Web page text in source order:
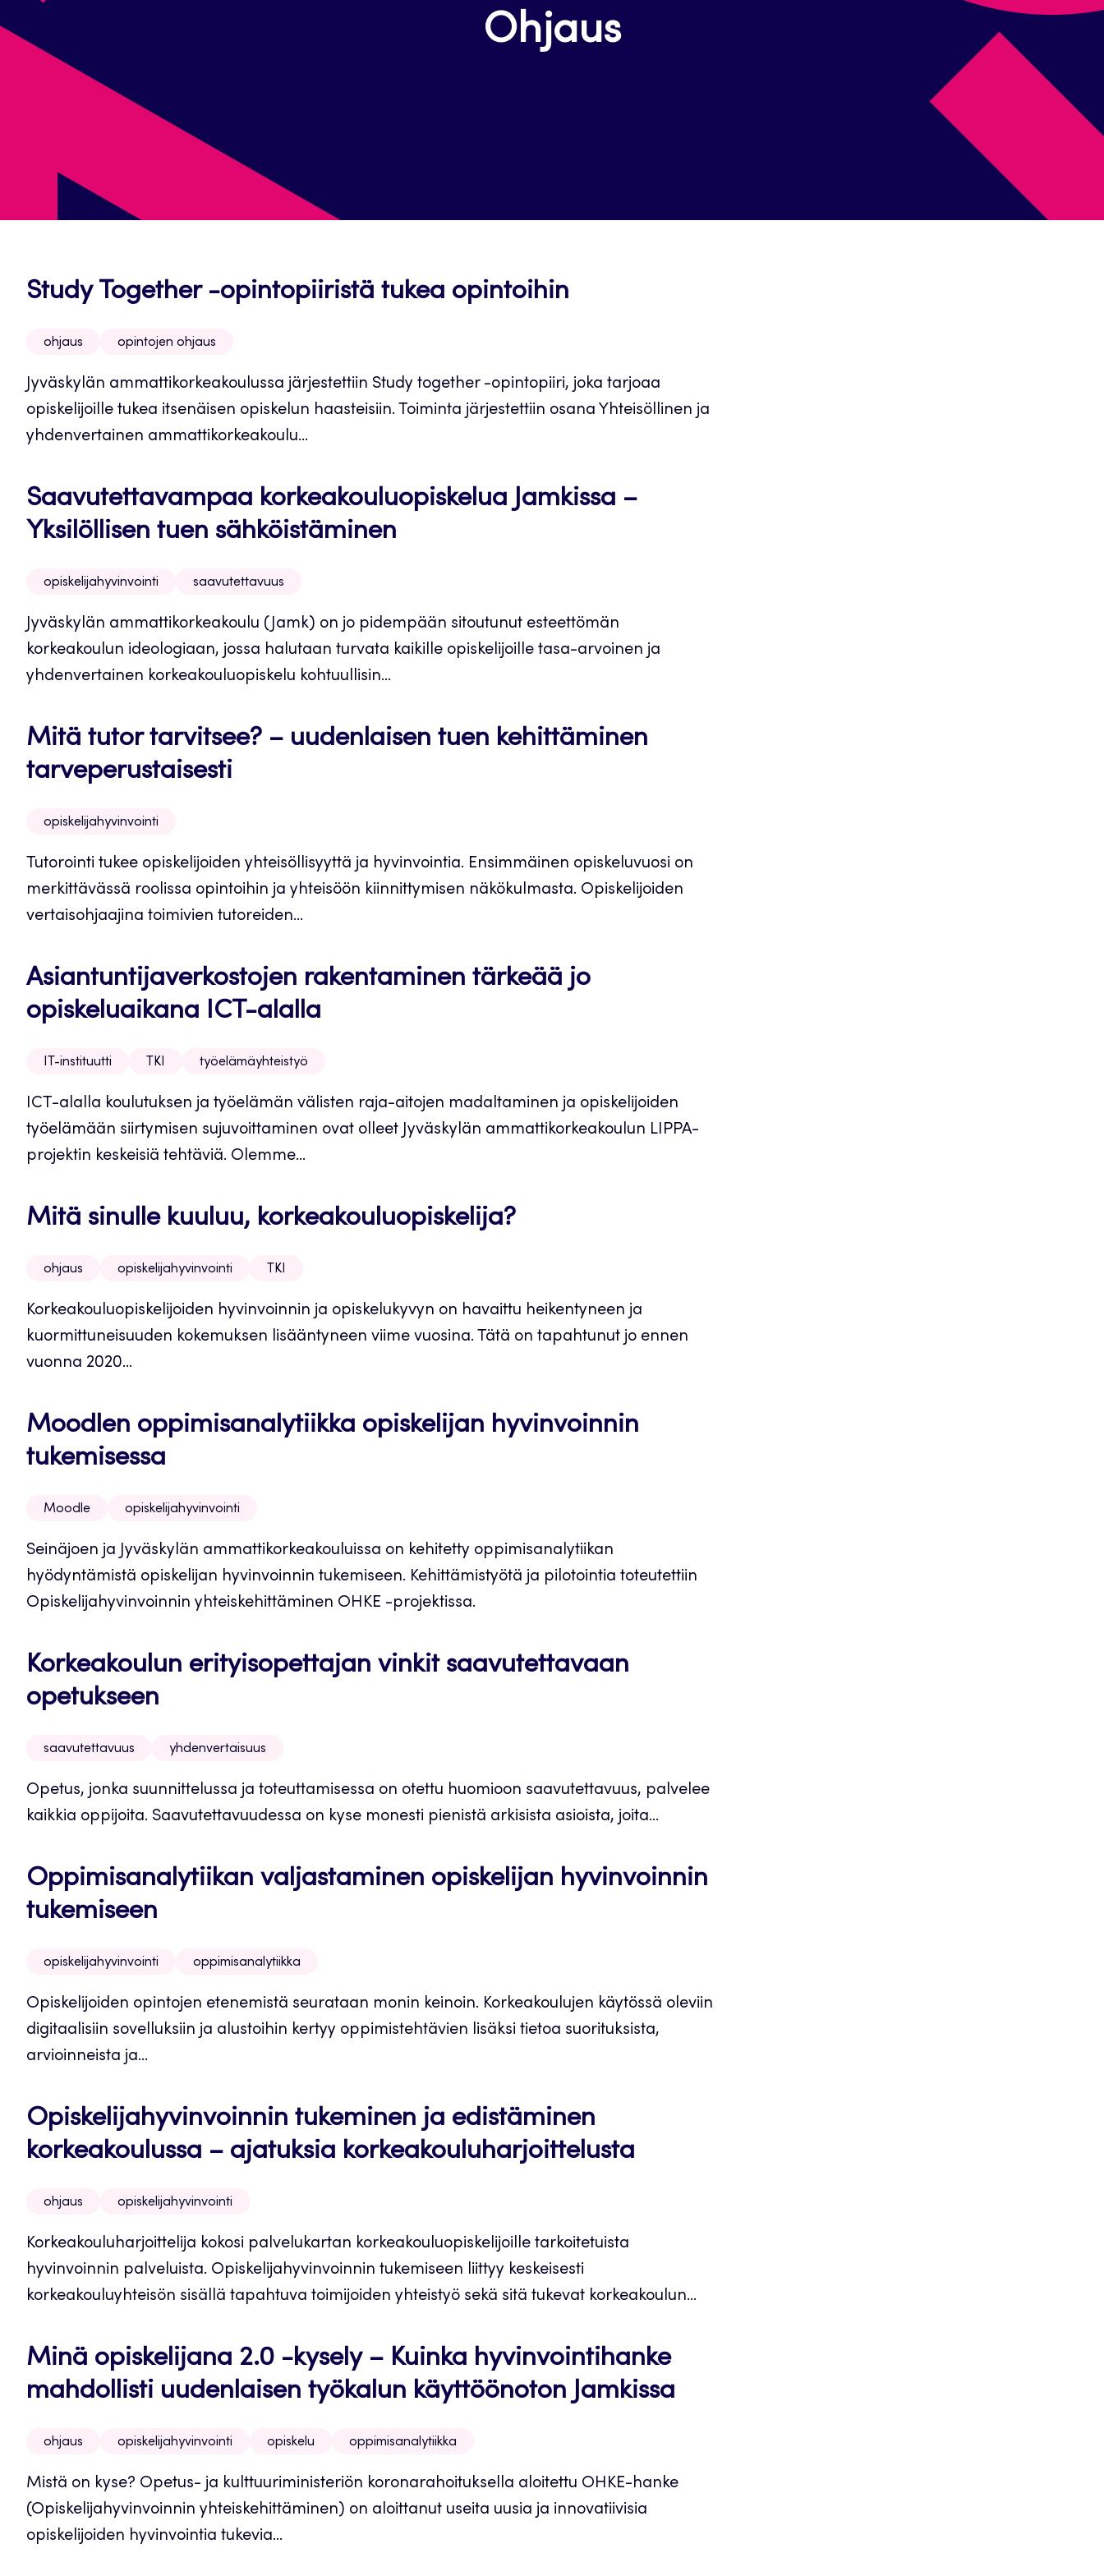
Ohjaus
Study Together -opintopiiristä tukea opintoihin
ohjaus opintojen ohjaus
Jyväskylän ammattikorkeakoulussa järjestettiin Study together -opintopiiri, joka tarjoaa
opiskelijoille tukea itsenäisen opiskelun haasteisiin. Toiminta järjestettiin osana Yhteisöllinen ja
yhdenvertainen ammattikorkeakoulu...
Saavutettavampaa korkeakouluopiskelua Jamkissa –
Yksilöllisen tuen sähköistäminen
opiskelijahyvinvointi saavutettavuus
Jyväskylän ammattikorkeakoulu (Jamk) on jo pidempään sitoutunut esteettömän
korkeakoulun ideologiaan, jossa halutaan turvata kaikille opiskelijoille tasa-arvoinen ja
yhdenvertainen korkeakouluopiskelu kohtuullisin...
Mitä tutor tarvitsee? – uudenlaisen tuen kehittäminen
tarveperustaisesti
opiskelijahyvinvointi
Tutorointi tukee opiskelijoiden yhteisöllisyyttä ja hyvinvointia. Ensimmäinen opiskeluvuosi on
merkittävässä roolissa opintoihin ja yhteisöön kiinnittymisen näkökulmasta. Opiskelijoiden
vertaisohjaajina toimivien tutoreiden...
Asiantuntijaverkostojen rakentaminen tärkeää jo
opiskeluaikana ICT-alalla
IT-instituutti TKI työelämäyhteistyö
ICT-alalla koulutuksen ja työelämän välisten raja-aitojen madaltaminen ja opiskelijoiden
työelämään siirtymisen sujuvoittaminen ovat olleet Jyväskylän ammattikorkeakoulun LIPPA-
projektin keskeisiä tehtäviä. Olemme...
Mitä sinulle kuuluu, korkeakouluopiskelija?
ohjaus opiskelijahyvinvointi TKI
Korkeakouluopiskelijoiden hyvinvoinnin ja opiskelukyvyn on havaittu heikentyneen ja
kuormittuneisuuden kokemuksen lisääntyneen viime vuosina. Tätä on tapahtunut jo ennen
vuonna 2020...
Moodlen oppimisanalytiikka opiskelijan hyvinvoinnin
tukemisessa
Moodle opiskelijahyvinvointi
Seinäjoen ja Jyväskylän ammattikorkeakouluissa on kehitetty oppimisanalytiikan
hyödyntämistä opiskelijan hyvinvoinnin tukemiseen. Kehittämistyötä ja pilotointia toteutettiin
Opiskelijahyvinvoinnin yhteiskehittäminen OHKE -projektissa.
Korkeakoulun erityisopettajan vinkit saavutettavaan
opetukseen
saavutettavuus yhdenvertaisuus
Opetus, jonka suunnittelussa ja toteuttamisessa on otettu huomioon saavutettavuus, palvelee
kaikkia oppijoita. Saavutettavuudessa on kyse monesti pienistä arkisista asioista, joita...
Oppimisanalytiikan valjastaminen opiskelijan hyvinvoinnin
tukemiseen
opiskelijahyvinvointi oppimisanalytiikka
Opiskelijoiden opintojen etenemistä seurataan monin keinoin. Korkeakoulujen käytössä oleviin
digitaalisiin sovelluksiin ja alustoihin kertyy oppimistehtävien lisäksi tietoa suorituksista,
arvioinneista ja...
Opiskelijahyvinvoinnin tukeminen ja edistäminen
korkeakoulussa – ajatuksia korkeakouluharjoittelusta
ohjaus opiskelijahyvinvointi
Korkeakouluharjoittelija kokosi palvelukartan korkeakouluopiskelijoille tarkoitetuista
hyvinvoinnin palveluista. Opiskelijahyvinvoinnin tukemiseen liittyy keskeisesti
korkeakouluyhteisön sisällä tapahtuva toimijoiden yhteistyö sekä sitä tukevat korkeakoulun...
Minä opiskelijana 2.0 -kysely – Kuinka hyvinvointihanke
mahdollisti uudenlaisen työkalun käyttöönoton Jamkissa
ohjaus opiskelijahyvinvointi opiskelu oppimisanalytiikka
Mistä on kyse? Opetus- ja kulttuuriministeriön koronarahoituksella aloitettu OHKE-hanke
(Opiskelijahyvinvoinnin yhteiskehittäminen) on aloittanut useita uusia ja innovatiivisia
opiskelijoiden hyvinvointia tukevia...